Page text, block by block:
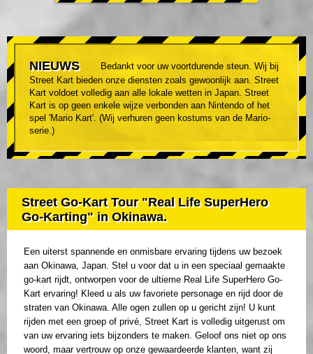
NIEUWS
Bedankt voor uw voortdurende steun. Wij bij
Street Kart bieden onze diensten zoals gewoonlijk aan. Street
Kart voldoet volledig aan alle lokale wetten in Japan. Street
Kart is op geen enkele wijze verbonden aan Nintendo of het
spel 'Mario Kart'. (Wij verhuren geen kostums van de Mario-
serie.)
Street Go-Kart Tour "Real Life SuperHero
Go-Karting" in Okinawa.
Een uiterst spannende en onmisbare ervaring tijdens uw bezoek
aan Okinawa, Japan. Stel u voor dat u in een speciaal gemaakte
go-kart rijdt, ontworpen voor de ultieme Real Life SuperHero Go-
Kart ervaring! Kleed u als uw favoriete personage en rijd door de
straten van Okinawa. Alle ogen zullen op u gericht zijn! U kunt
rijden met een groep of privé, Street Kart is volledig uitgerust om
van uw ervaring iets bijzonders te maken. Geloof ons niet op ons
woord, maar vertrouw op onze gewaardeerde klanten, want zij